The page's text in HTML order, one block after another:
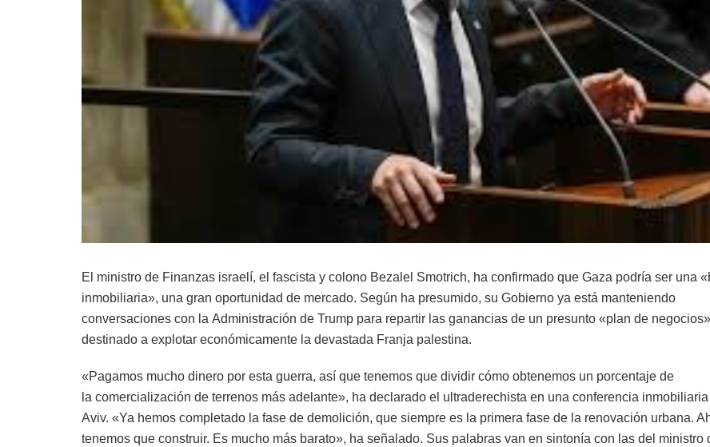
El ministro de Finanzas israelí, el fascista y colono Bezalel Smotrich, ha confirmado que Gaza podría ser una
inmobiliaria», una gran oportunidad de mercado. Según ha presumido, su Gobierno ya está manteniendo
conversaciones con la Administración de Trump para repartir las ganancias de un presunto «plan de negocios»
destinado a explotar económicamente la devastada Franja palestina.
«Pagamos mucho dinero por esta guerra, así que tenemos que dividir cómo obtenemos un porcentaje de
la comercialización de terrenos más adelante», ha declarado el ultraderechista en una conferencia inmobiliaria
Aviv. «Ya hemos completado la fase de demolición, que siempre es la primera fase de la renovación urbana.
tenemos que construir. Es mucho más barato», ha señalado. Sus palabras van en sintonía con las del ministro